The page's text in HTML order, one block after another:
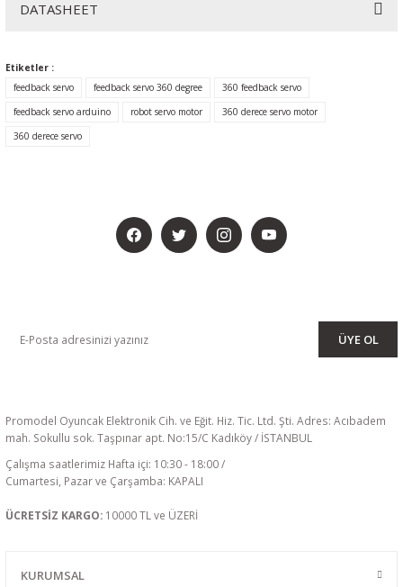
DATASHEET
DATASHEET İÇİN TIKLAYIN
Etiketler :
feedback servo
feedback servo 360 degree
360 feedback servo
feedback servo arduino
robot servo motor
360 derece servo motor
360 derece servo
ÜYE OL
Promodel Oyuncak Elektronik Cih. ve Eğit. Hiz. Tic. Ltd. Şti. Adres: Acıbadem
mah. Sokullu sok. Taşpınar apt. No:15/C Kadıköy / İSTANBUL
Çalışma saatlerimiz Hafta içi: 10:30 - 18:00 /
Cumartesi, Pazar ve Çarşamba: KAPALI
ÜCRETSİZ KARGO: 10000 TL ve ÜZERİ
KURUMSAL